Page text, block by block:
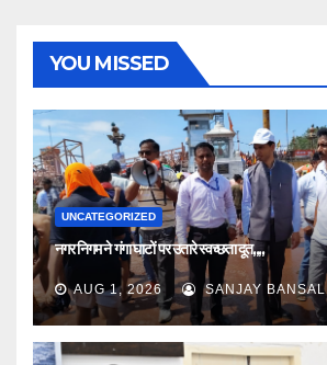
YOU MISSED
UNCATEGORIZED
नगर निगम ने गंगा घाटों पर उतारे स्वच्छता दूत,,,,
AUG 1, 2026 SANJAY BANSAL